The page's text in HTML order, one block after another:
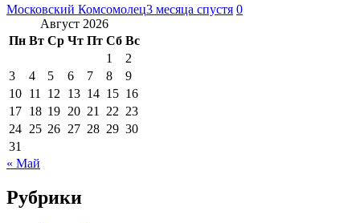
Московский Комсомолец3 месяца спустя 0
Август 2026
Пн Вт Ср Чт Пт Сб Вс
1
2
3
4 5 6 7 8
9
10 11 12 13 14 15 16
17 18 19 20 21 22 23
24 25 26 27 28 29 30
31
« Май
Рубрики